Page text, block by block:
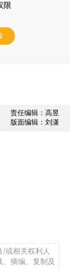
限
责任编辑：高昱
版面编辑：刘潇
或相关权利人
摘编、复制及